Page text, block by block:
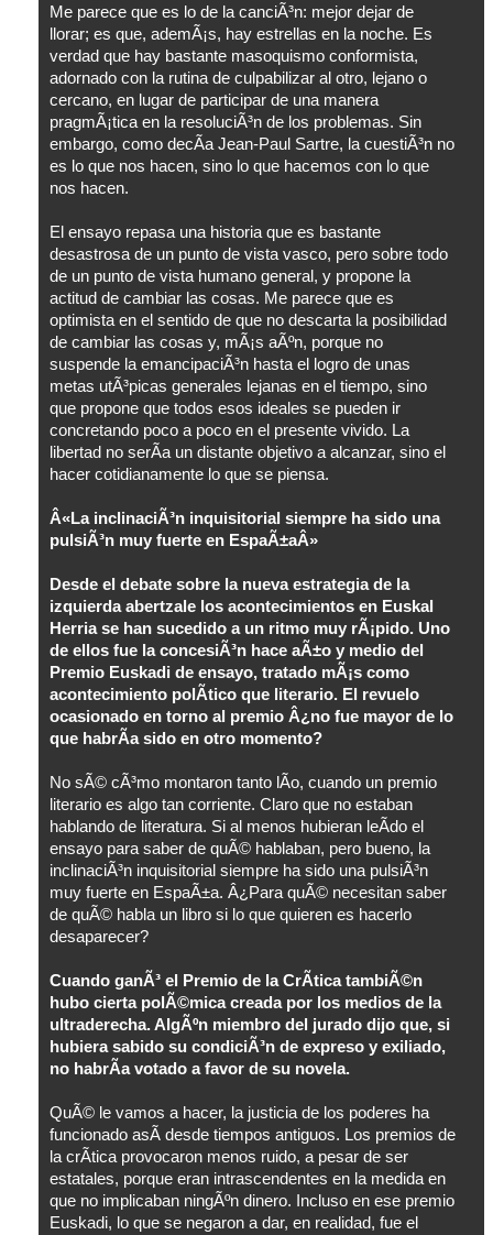
Me parece que es lo de la canciÃ³n: mejor dejar de
llorar; es que, ademÃ¡s, hay estrellas en la noche. Es
verdad que hay bastante masoquismo conformista,
adornado con la rutina de culpabilizar al otro, lejano o
cercano, en lugar de participar de una manera
pragmÃ¡tica en la resoluciÃ³n de los problemas. Sin
embargo, como decÃ­a Jean-Paul Sartre, la cuestiÃ³n no
es lo que nos hacen, sino lo que hacemos con lo que
nos hacen.
El ensayo repasa una historia que es bastante
desastrosa de un punto de vista vasco, pero sobre todo
de un punto de vista humano general, y propone la
actitud de cambiar las cosas. Me parece que es
optimista en el sentido de que no descarta la posibilidad
de cambiar las cosas y, mÃ¡s aÃºn, porque no
suspende la emancipaciÃ³n hasta el logro de unas
metas utÃ³picas generales lejanas en el tiempo, sino
que propone que todos esos ideales se pueden ir
concretando poco a poco en el presente vivido. La
libertad no serÃ­a un distante objetivo a alcanzar, sino el
hacer cotidianamente lo que se piensa.
Â«La inclinaciÃ³n inquisitorial siempre ha sido una
pulsiÃ³n muy fuerte en EspaÃ±aÂ»
Desde el debate sobre la nueva estrategia de la
izquierda abertzale los acontecimientos en Euskal
Herria se han sucedido a un ritmo muy rÃ¡pido. Uno
de ellos fue la concesiÃ³n hace aÃ±o y medio del
Premio Euskadi de ensayo, tratado mÃ¡s como
acontecimiento polÃ­tico que literario. El revuelo
ocasionado en torno al premio Â¿no fue mayor de lo
que habrÃ­a sido en otro momento?
No sÃ© cÃ³mo montaron tanto lÃ­o, cuando un premio
literario es algo tan corriente. Claro que no estaban
hablando de literatura. Si al menos hubieran leÃ­do el
ensayo para saber de quÃ© hablaban, pero bueno, la
inclinaciÃ³n inquisitorial siempre ha sido una pulsiÃ³n
muy fuerte en EspaÃ±a. Â¿Para quÃ© necesitan saber
de quÃ© habla un libro si lo que quieren es hacerlo
desaparecer?
Cuando ganÃ³ el Premio de la CrÃ­tica tambiÃ©n
hubo cierta polÃ©mica creada por los medios de la
ultraderecha. AlgÃºn miembro del jurado dijo que, si
hubiera sabido su condiciÃ³n de expreso y exiliado,
no habrÃ­a votado a favor de su novela.
QuÃ© le vamos a hacer, la justicia de los poderes ha
funcionado asÃ­ desde tiempos antiguos. Los premios de
la crÃ­tica provocaron menos ruido, a pesar de ser
estatales, porque eran intrascendentes en la medida en
que no implicaban ningÃºn dinero. Incluso en ese premio
Euskadi, lo que se negaron a dar, en realidad, fue el